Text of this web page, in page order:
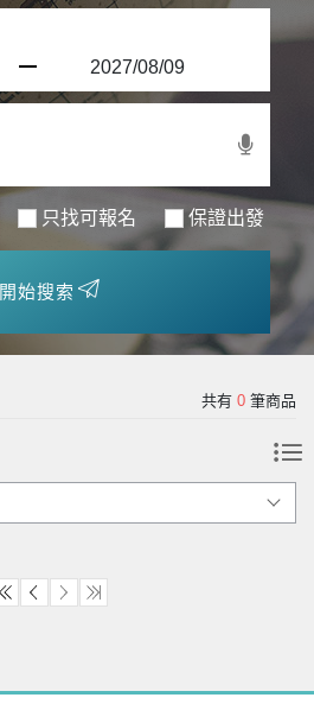
只找可報名 保證出發
開始搜索
共有 0 筆商品